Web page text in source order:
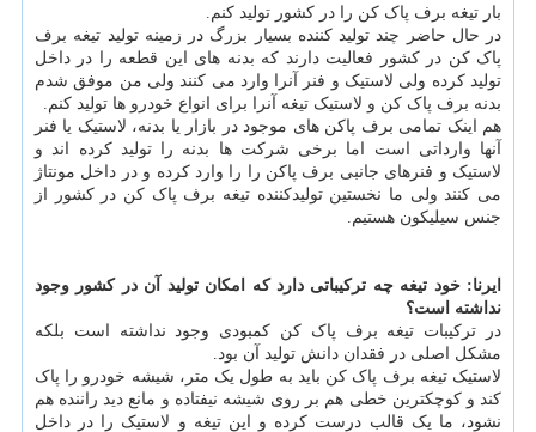
بار تیغه برف پاک کن را در کشور تولید کنم.
در حال حاضر چند تولید کننده بسیار بزرگ در زمینه تولید تیغه برف
پاک کن در کشور فعالیت دارند که بدنه های این قطعه را در داخل
تولید کرده ولی لاستیک و فنر آنرا وارد می کنند ولی من موفق شدم
بدنه برف پاک کن و لاستیک تیغه آنرا برای انواع خودرو ها تولید کنم.
هم اینک تمامی برف پاکن های موجود در بازار یا بدنه، لاستیک یا فنر
آنها وارداتی است اما برخی شرکت ها بدنه را تولید کرده اند و
لاستیک و فنرهای جانبی برف پاکن را را وارد کرده و در داخل مونتاژ
می کنند ولی ما نخستین تولیدکننده تیغه برف پاک کن در کشور از
جنس سیلیکون هستیم.
ایرنا: خود تیغه چه ترکیباتی دارد که امکان تولید آن در کشور وجود
نداشته است؟
در ترکیبات تیغه برف پاک کن کمبودی وجود نداشته است بلکه
مشکل اصلی در فقدان دانش تولید آن بود.
لاستیک تیغه برف پاک کن باید به طول یک متر، شیشه خودرو را پاک
کند و کوچکترین خطی هم بر روی شیشه نیفتاده و مانع دید راننده هم
نشود، ما یک قالب درست کرده و این تیغه و لاستیک را در داخل